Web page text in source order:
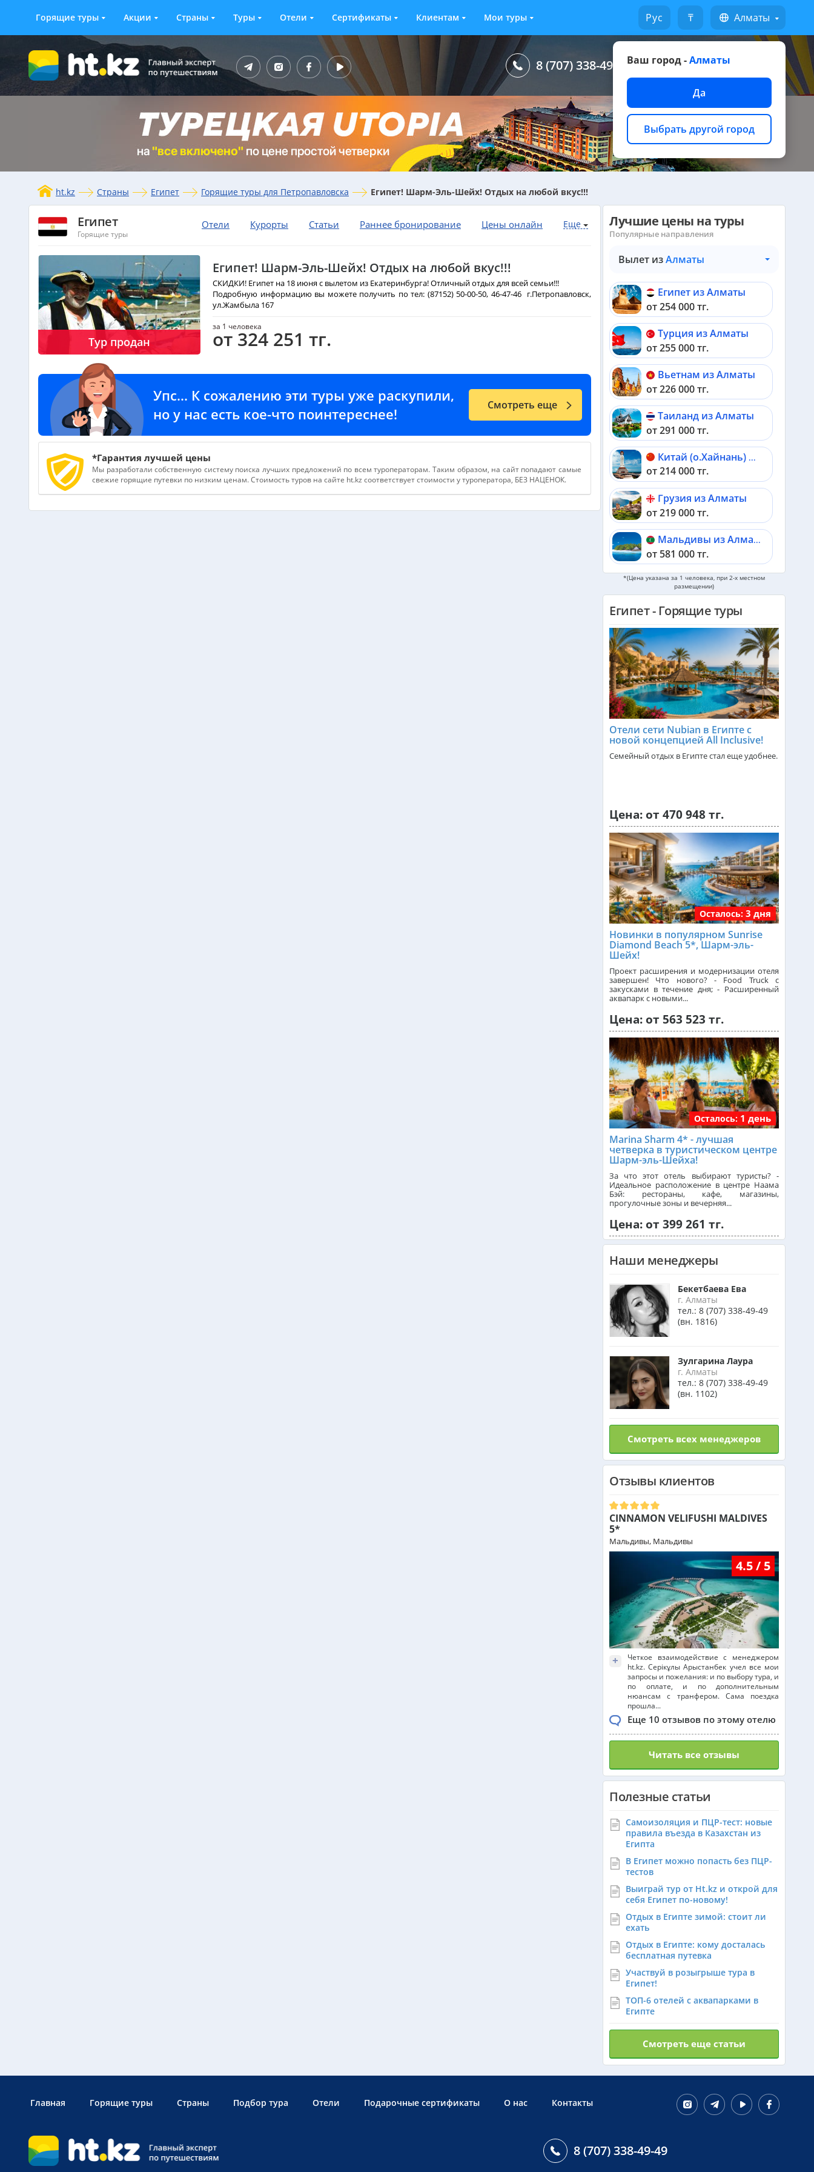
Горящие туры Акции Страны Туры Отели Сертификаты Клиентам Мои туры Русский ₸ Алматы
Ваш город -Алматы
Да
Выбрать другой город
8 (707) 338-49-49 Написать на WhatsApp
ht.kz Страны Египет Горящие туры для Петропавловска Египет! Шарм-Эль-Шейх! Отдых на любой вкус!!!
Отели Курорты Статьи Раннее бронирование Цены онлайн Еще
Египет
Горящие туры
Тур продан
Египет! Шарм-Эль-Шейх! Отдых на любой вкус!!!
СКИДКИ! Египет на 18 июня с вылетом из Екатеринбурга! Отличный отдых для всей семьи!!!
Подробную информацию вы можете получить по тел: (87152) 50-00-50, 46-47-46 г.Петропавловск,
ул.Жамбыла 167
за 1 человека
от 324 251 тг.
Упс... К сожалению эти туры уже раскупили,
но у нас есть кое-что поинтереснее!
Смотреть еще
*Гарантия лучшей цены
Мы разработали собственную систему поиска лучших предложений по всем туроператорам. Таким образом, на сайт попадают самые
свежие горящие путевки по низким ценам. Стоимость туров на сайте ht.kz соответствует стоимости у туроператора, БЕЗ НАЦЕНОК.
Лучшие цены на туры
Популярные направления
Вылет изАлматы
Египет из Алматы
от 254 000 тг.
Турция из Алматы
от 255 000 тг.
Вьетнам из Алматы
от 226 000 тг.
Таиланд из Алматы
от 291 000 тг.
Китай (о.Хайнань) из Алматы
от 214 000 тг.
Грузия из Алматы
от 219 000 тг.
Мальдивы из Алматы
от 581 000 тг.
Черногория из Алматы
от 508 000 тг.
ОАЭ из Алматы
от 252 000 тг.
Кипр из Алматы
от 341 000 тг.
Шри-Ланка из Алматы
от 560 000 тг.
Катар из Алматы
от 322 000 тг.
Малайзия из Алматы
от 383 000 тг.
Индия (ГОА) из Алматы
Италия из Алматы
Греция из Алматы
Сейшелы из Алматы
Доминикана из Алматы
Франция из Алматы
Болгария из Алматы
Сингапур из Алматы
Танзания из Алматы
Венгрия из Алматы
Израиль из Алматы
Маврикий из Алматы
*(Цена указана за 1 человека, при 2-х местном
размещении)
Египет - Горящие туры
Отели сети Nubian в Египте с
новой концепцией All Inclusive!
Семейный отдых в Египте стал еще удобнее.
Цена: от 470 948 тг.
Осталось: 3 дня
Новинки в популярном Sunrise
Diamond Beach 5*, Шарм-эль-
Шейх!
Проект расширения и модернизации отеля
завершен! Что нового? - Food Truck с
закусками в течение дня; - Расширенный
аквапарк с новыми...
Цена: от 563 523 тг.
Осталось: 1 день
Marina Sharm 4* - лучшая
четверка в туристическом центре
Шарм-эль-Шейха!
За что этот отель выбирают туристы? -
Идеальное расположение в центре Наама
Бэй: рестораны, кафе, магазины,
прогулочные зоны и вечерняя...
Цена: от 399 261 тг.
Наши менеджеры
Бекетбаева Ева
г. Алматы
тел.: 8 (707) 338-49-49
(вн. 1816)
Зулгарина Лаура
г. Алматы
тел.: 8 (707) 338-49-49
(вн. 1102)
Смотреть всех менеджеров
Отзывы клиентов
CINNAMON VELIFUSHI MALDIVES
5*
Мальдивы, Мальдивы
4.5 / 5
+
Четкое взаимодействие с менеджером
ht.kz. Серікұлы Арыстанбек учел все мои
запросы и пожелания: и по выбору тура, и
по оплате, и по дополнительным
нюансам с транфером. Сама поездка
прошла...
Еще 10 отзывов по этому отелю
Читать все отзывы
Полезные статьи
Самоизоляция и ПЦР-тест: новые
правила въезда в Казахстан из
Египта
В Египет можно попасть без ПЦР-
тестов
Выиграй тур от Ht.kz и открой для
себя Египет по-новому!
Отдых в Египте зимой: стоит ли
ехать
Отдых в Египте: кому досталась
бесплатная путевка
Участвуй в розыгрыше тура в
Египет!
ТОП-6 отелей с аквапарками в
Египте
Смотреть еще статьи
Главная Горящие туры Страны Подбор тура Отели Подарочные сертификаты О нас Контакты
8 (707) 338-49-49